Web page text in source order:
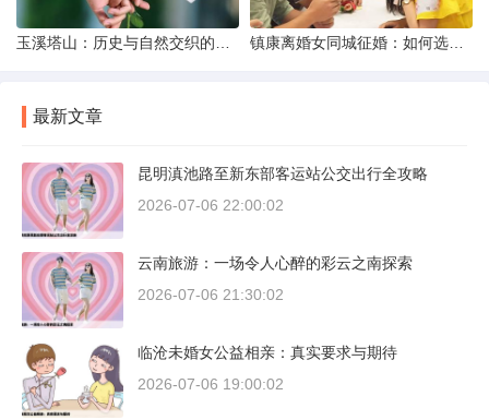
最新文章
昆明滇池路至新东部客运站公交出行全攻略
2026-07-06 22:00:02
云南旅游：一场令人心醉的彩云之南探索
2026-07-06 21:30:02
临沧未婚女公益相亲：真实要求与期待
2026-07-06 19:00:02